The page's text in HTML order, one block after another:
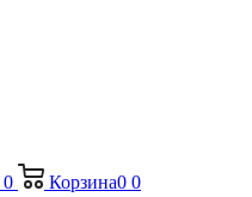
0 Корзина0 0